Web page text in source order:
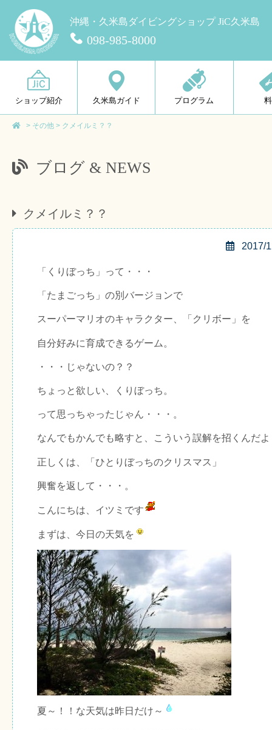
沖縄・久米島ダイビングショップ JiC久米島
098-985-8000
ショップ紹介 久米島ガイド プログラム
> その他 > クメイルミ？？
ブログ & NEWS
クメイルミ？？
2017/
「くりぼっち」って・・・
「たまごっち」の別バージョンで
スーパーマリオのキャラクター、「クリボー」を
自分好みに育成できるゲーム。
・・・じゃないの？？
ちょっと欲しい、くりぼっち。
って思っちゃったじゃん・・・。
なんでもかんでも略すと、こういう誤解を招くんだ
正しくは、「ひとりぼっちのクリスマス」
興奮を返して・・・。
こんにちは、イツミです
まずは、今日の天気を
夏～！！な天気は昨日だけ～